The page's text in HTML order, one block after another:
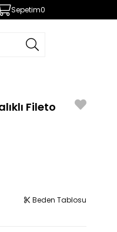
Sepetim0
Fileto
Beden Tablosu